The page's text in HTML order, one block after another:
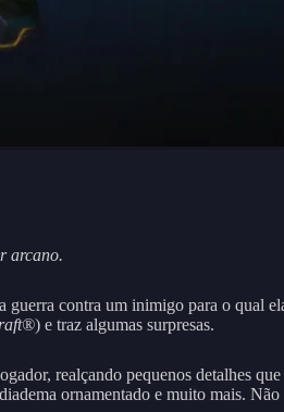
arcano.
contra um inimigo para o qual
) e traz algumas surpresas.
realçando pequenos detalhes
ornamentado e muito mais.